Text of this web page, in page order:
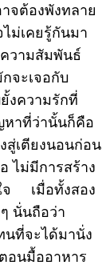
จต้องพังทลาย
ไม่เคยรู้กันมา
วามสัมพันธ์
จะเจอกับ
งความรักที่
หาที่ว่านั้นก็คือ
สู่เตียงนอนก่อน
ไม่มีการสร้าง
จ เมื่อทั้งสอง
นั่นถือว่า
ที่จะได้มานั่ง
อนมื้ออาหาร